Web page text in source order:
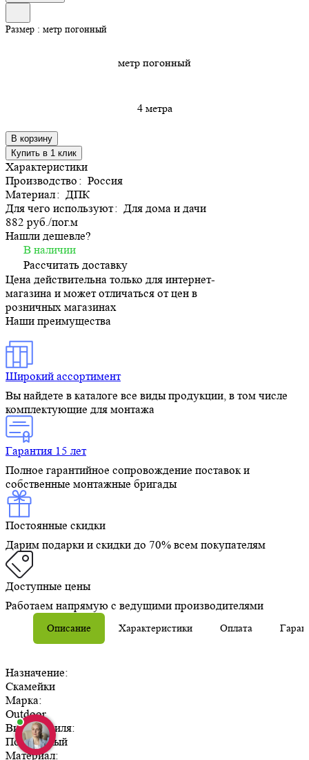
Размер : метр погонный
метр погонный
4 метра
В корзину
Купить в 1 клик
Характеристики
Производство: Россия
Материал: ДПК
Для чего используют: Для дома и дачи
882 руб./пог.м
Нашли дешевле?
В наличии
Рассчитать доставку
Цена действительна только для интернет-
магазина и может отличаться от цен в
розничных магазинах
Наши преимущества
Широкий ассортимент
Вы найдете в каталоге все виды продукции, в том числе
комплектующие для монтажа
Гарантия 15 лет
Полное гарантийное сопровождение поставок и
собственные монтажные бригады
Постоянные скидки
Дарим подарки и скидки до 70% всем покупателям
Доступные цены
Работаем напрямую с ведущими производителями
Описание Характеристики Оплата
Назначение:
Скамейки
Марка:
Outdoor
Вид профиля:
Полнотелый
Материал: